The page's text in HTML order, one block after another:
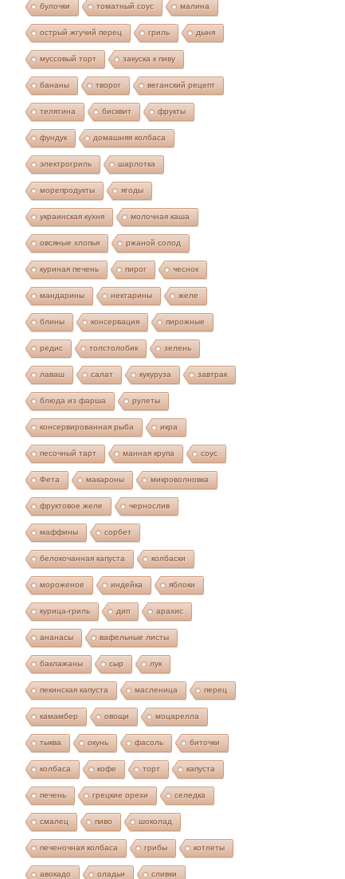
булочки томатный соус малина
острый жгучий перец гриль дыня
муссовый торт закуска к пиву
бананы творог веганский рецепт
телятина бисквит фрукты
фундук домашняя колбаса
электрогриль шарлотка
морепродукты ягоды
украинская кухня молочная каша
овсяные хлопья ржаной солод
куриная печень пирог чеснок
мандарины нектарины желе
блины консервация пирожные
редис толстолобик зелень
лаваш салат кукуруза завтрак
блюда из фарша рулеты
консервированная рыба икра
песочный тарт манная крупа соус
Фета макароны микроволновка
фруктовое желе чернослив
маффины сорбет
белокочанная капуста колбаски
мороженое индейка яблоки
курица-гриль дип арахис
ананасы вафельные листы
баклажаны сыр лук
пекинская капуста масленица перец
камамбер овощи моцарелла
тыква окунь фасоль биточки
колбаса кофе торт капуста
печень грецкие орехи селедка
смалец пиво шоколад
печеночная колбаса грибы котлеты
авокадо оладьи сливки